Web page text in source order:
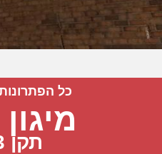
כל
תקן 1733 חלק 1,2